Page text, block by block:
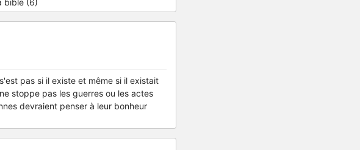
bible (6)
pas si il existe et même si il existait
stoppe pas les guerres ou les actes
devraient penser à leur bonheur